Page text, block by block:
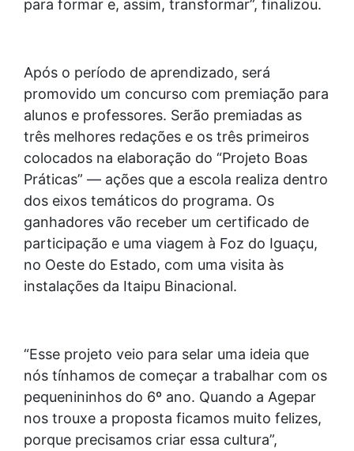
para formar e, assim, transformar”, finalizou.
Após o período de aprendizado, será
promovido um concurso com premiação para
alunos e professores. Serão premiadas as
três melhores redações e os três primeiros
colocados na elaboração do “Projeto Boas
Práticas” — ações que a escola realiza dentro
dos eixos temáticos do programa. Os
ganhadores vão receber um certificado de
participação e uma viagem à Foz do Iguaçu,
no Oeste do Estado, com uma visita às
instalações da Itaipu Binacional.
“Esse projeto veio para selar uma ideia que
nós tínhamos de começar a trabalhar com os
pequenininhos do 6º ano. Quando a Agepar
nos trouxe a proposta ficamos muito felizes,
porque precisamos criar essa cultura”,